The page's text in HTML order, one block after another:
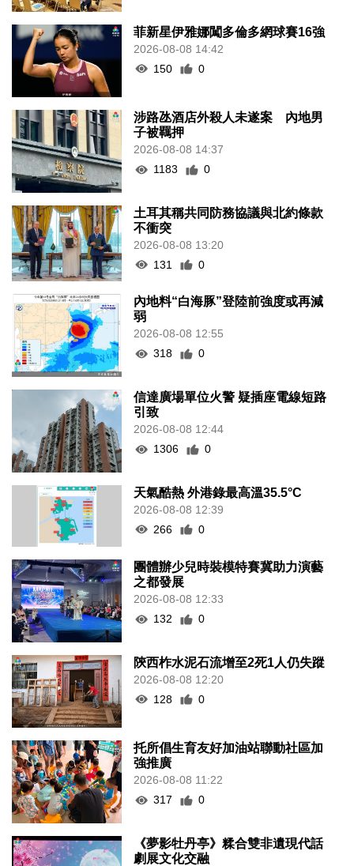
菲新星伊雅娜闖多倫多網球賽16強
2026-08-08 14:42
150
0
涉路氹酒店外殺人未遂案 內地男
子被羈押
2026-08-08 14:37
1183
0
土耳其稱共同防務協議與北約條款
不衝突
2026-08-08 13:20
131
0
內地料“白海豚”登陸前強度或再減
弱
2026-08-08 12:55
318
0
信達廣場單位火警 疑插座電線短路
引致
2026-08-08 12:44
1306
0
天氣酷熱 外港錄最高溫35.5°C
2026-08-08 12:39
266
0
團體辦少兒時裝模特賽冀助力演藝
之都發展
2026-08-08 12:33
132
0
陝西柞水泥石流增至2死1人仍失蹤
2026-08-08 12:20
128
0
托所倡生育友好加油站聯動社區加
強推廣
2026-08-08 11:22
317
0
《夢影牡丹亭》糅合雙非遺現代話
劇展文化交融